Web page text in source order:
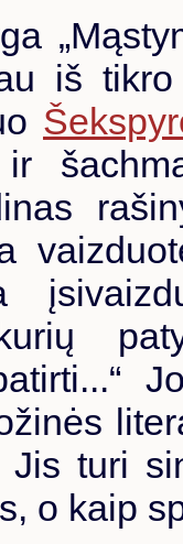
iš
Jis turi
o kaip